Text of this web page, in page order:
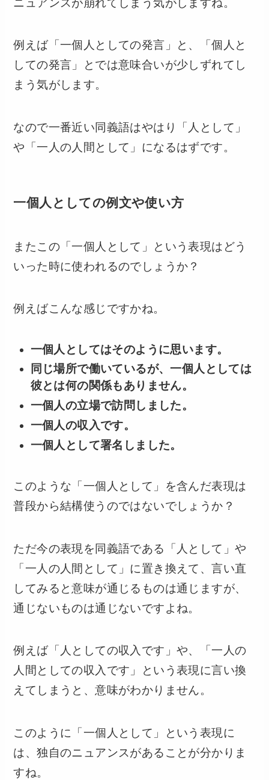
ニュアンスが崩れてしまう気がしますね。
例えば「一個人としての発言」と、「個人と
しての発言」とでは意味合いが少しずれてし
まう気がします。
なので一番近い同義語はやはり「人として」
や「一人の人間として」になるはずです。
一個人としての例文や使い方
またこの「一個人として」という表現はどう
いった時に使われるのでしょうか？
例えばこんな感じですかね。
一個人としてはそのように思います。
同じ場所で働いているが、一個人としては
彼とは何の関係もありません。
一個人の立場で訪問しました。
一個人の収入です。
一個人として署名しました。
このような「一個人として」を含んだ表現は
普段から結構使うのではないでしょうか？
ただ今の表現を同義語である「人として」や
「一人の人間として」に置き換えて、言い直
してみると意味が通じるものは通じますが、
通じないものは通じないですよね。
例えば「人としての収入です」や、「一人の
人間としての収入です」という表現に言い換
えてしまうと、意味がわかりません。
このように「一個人として」という表現に
は、独自のニュアンスがあることが分かりま
すね。